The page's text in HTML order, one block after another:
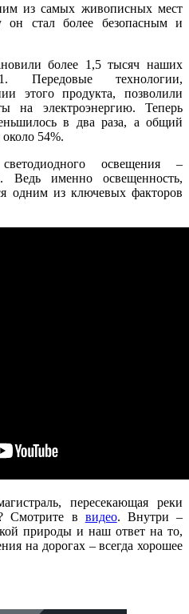
из самых живописных мест
он стал более безопасным и
более 1,5 тысяч наших
Передовые технологии,
этого продукта, позволили
на электроэнергию. Теперь
в два раза, а общий
54%.
освещения –
Ведь именно освещенность,
одним из ключевых факторов
пересекающая реки
Смотрите в видео. Внутри –
природы и наш ответ на то,
на дорогах – всегда хорошее